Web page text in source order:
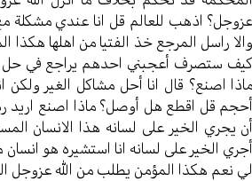
عزوجل؟ اذهب للعالم قل انا عندي
والا راسل المرجع خذ الفتيا من اهلها هكذا
كيف ستصرف أعجبني احدهم يراجع في حل
ماذا اصنع؟ قال انا أحل مشاكل الغير
أحجم قل اقطع هل أوصل؟ ماذا اصنع اريد
أن يجري الخير على لسانه هذا الانسان
أجري الخير على لسانه انا استشيره هو انسان
لي نعم هكذا المؤمن يطلب من الله عزوجل